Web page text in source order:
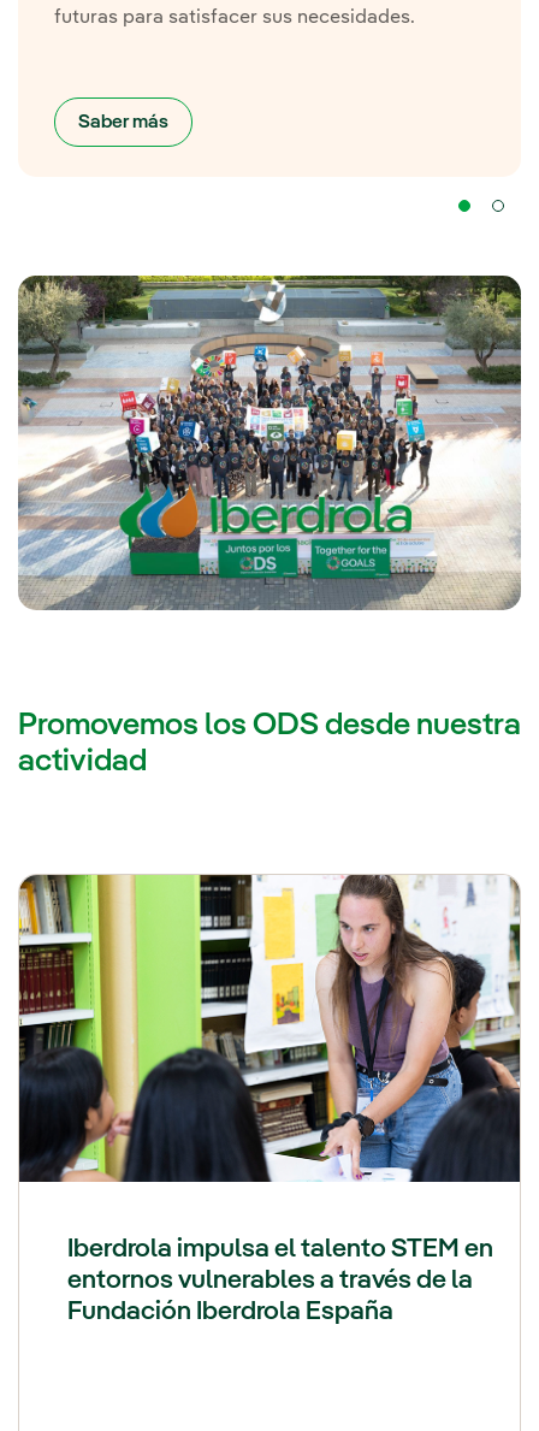
futuras para satisfacer sus necesidades.
Saber más
Promovemos los ODS desde nuestra
actividad
Iberdrola impulsa el talento STEM en
entornos vulnerables a través de la
Fundación Iberdrola España